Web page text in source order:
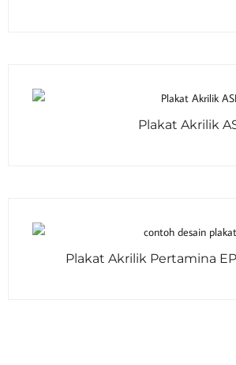
Plakat Akrilik
Plakat Akrilik Pertamina